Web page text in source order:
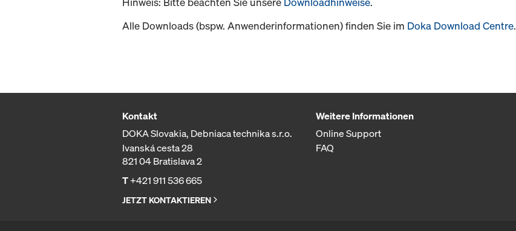
Alle Downloads (bspw. Anwenderinformationen) finden Sie im Doka Download Centre.
Kontakt
DOKA Slovakia, Debniaca technika s.r.o.
Ivanská cesta 28
821 04 Bratislava 2
T+421 911 536 665
JETZT KONTAKTIEREN
Weitere Informationen
Online Support
FAQ